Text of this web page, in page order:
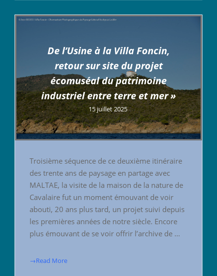
De l’Usine à la Villa Foncin,
retour sur site du projet
écomuséal du patrimoine
industriel entre terre et mer »
15 juillet 2025
Troisième séquence de ce deuxième itinéraire
des trente ans de paysage en partage avec
MALTAE, la visite de la maison de la nature de
Cavalaire fut un moment émouvant de voir
abouti, 20 ans plus tard, un projet suivi depuis
les premières années de notre siècle. Encore
plus émouvant de se voir offrir l’archive de …
→Read More